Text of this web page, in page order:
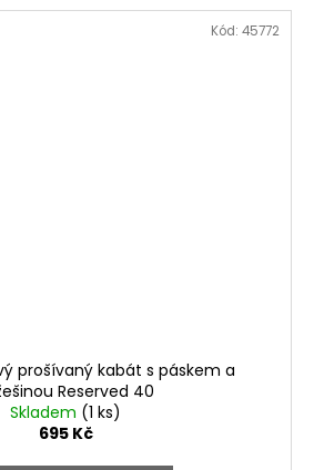
prošívaný kabát s páskem a
Reserved 40
Skladem (1 ks)
695 Kč
Kód: 45772